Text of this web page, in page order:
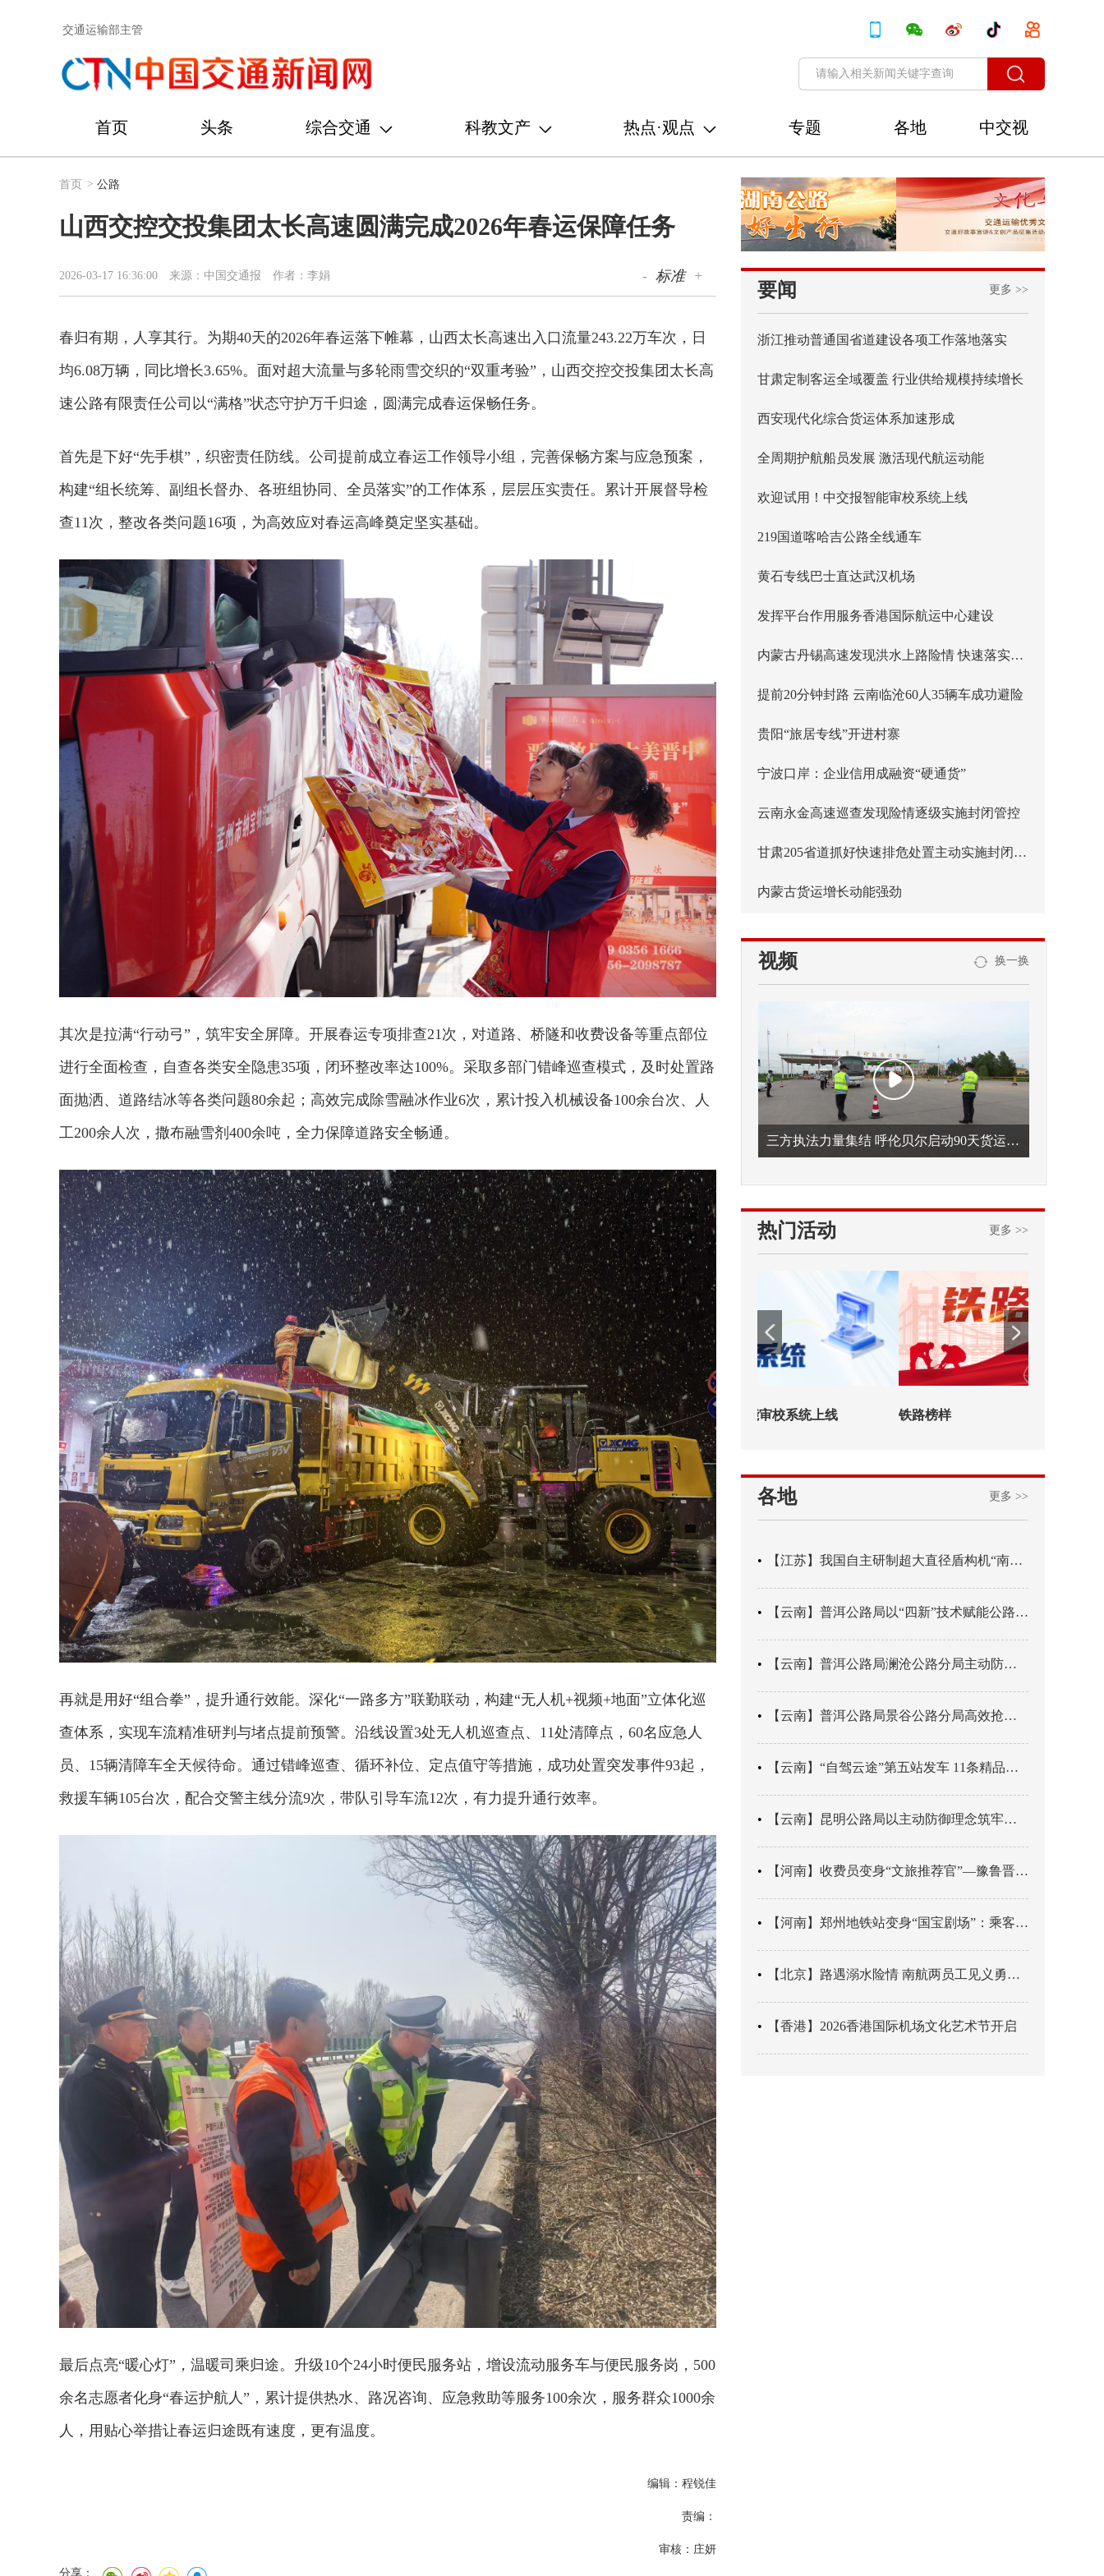
交通运输部主管
首页 头条 综合交通 科教文产 热点·观点 专题 各地
中交视
讯
首页 > 公路
山西交控交投集团太长高速圆满完成2026年春运保障任务
2026-03-17 16:36:00 来源：中国交通报 作者：李娟 - 标准 +
春归有期，人享其行。为期40天的2026年春运落下帷幕，山西太长高速出入口流量243.22万车次，日
均6.08万辆，同比增长3.65%。面对超大流量与多轮雨雪交织的“双重考验”，山西交控交投集团太长高
速公路有限责任公司以“满格”状态守护万千归途，圆满完成春运保畅任务。
首先是下好“先手棋”，织密责任防线。公司提前成立春运工作领导小组，完善保畅方案与应急预案，
构建“组长统筹、副组长督办、各班组协同、全员落实”的工作体系，层层压实责任。累计开展督导检
查11次，整改各类问题16项，为高效应对春运高峰奠定坚实基础。
其次是拉满“行动弓”，筑牢安全屏障。开展春运专项排查21次，对道路、桥隧和收费设备等重点部位
进行全面检查，自查各类安全隐患35项，闭环整改率达100%。采取多部门错峰巡查模式，及时处置路
面抛洒、道路结冰等各类问题80余起；高效完成除雪融冰作业6次，累计投入机械设备100余台次、人
工200余人次，撒布融雪剂400余吨，全力保障道路安全畅通。
再就是用好“组合拳”，提升通行效能。深化“一路多方”联勤联动，构建“无人机+视频+地面”立体化巡
查体系，实现车流精准研判与堵点提前预警。沿线设置3处无人机巡查点、11处清障点，60名应急人
员、15辆清障车全天候待命。通过错峰巡查、循环补位、定点值守等措施，成功处置突发事件93起，
救援车辆105台次，配合交警主线分流9次，带队引导车流12次，有力提升通行效率。
最后点亮“暖心灯”，温暖司乘归途。升级10个24小时便民服务站，增设流动服务车与便民服务岗，500
余名志愿者化身“春运护航人”，累计提供热水、路况咨询、应急救助等服务100余次，服务群众1000余
人，用贴心举措让春运归途既有速度，更有温度。
编辑：程锐佳
责编：
审核：庄妍
分享：
要闻 更多 >>
浙江推动普通国省道建设各项工作落地落实
甘肃定制客运全域覆盖 行业供给规模持续增长
西安现代化综合货运体系加速形成
全周期护航船员发展 激活现代航运动能
欢迎试用！中交报智能审校系统上线
219国道喀哈吉公路全线通车
黄石专线巴士直达武汉机场
发挥平台作用服务香港国际航运中心建设
内蒙古丹锡高速发现洪水上路险情 快速落实主线封闭管控
提前20分钟封路 云南临沧60人35辆车成功避险
贵阳“旅居专线”开进村寨
宁波口岸：企业信用成融资“硬通货”
云南永金高速巡查发现险情逐级实施封闭管控
甘肃205省道抓好快速排危处置主动实施封闭管控
内蒙古货运增长动能强劲
视频 换一换
三方执法力量集结 呼伦贝尔启动90天货运车辆违法专项整治
热门活动 更多 >>
欢迎试用！中交报智能审校系统上线 铁路榜样
各地 更多 >>
【江苏】我国自主研制超大直径盾构机“南湖号”在常熟下线
【云南】普洱公路局以“四新”技术赋能公路养护
【云南】普洱公路局澜沧公路分局主动防御成功处置214国道山体崩塌险情
【云南】普洱公路局景谷公路分局高效抢通紧急送医村路
【云南】“自驾云途”第五站发车 11条精品线路串起全域风光
【云南】昆明公路局以主动防御理念筑牢汛期安全防线
【河南】收费员变身“文旅推荐官”—豫鲁晋四地市交旅融合让游客一下高速就“入戏”
【河南】郑州地铁站变身“国宝剧场”：乘客刚出车厢，就“入戏”千年
【北京】路遇溺水险情 南航两员工见义勇为科学施救
【香港】2026香港国际机场文化艺术节开启